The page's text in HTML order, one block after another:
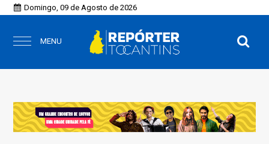
Domingo, 09 de Agosto de 2026
MENU